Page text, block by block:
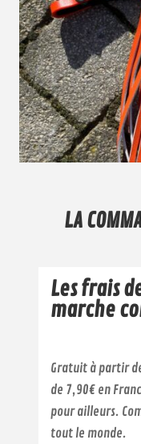
LA
Les frais
marche
Gratuit à partir
de 7,90€ en
pour ailleurs.
tout le monde.